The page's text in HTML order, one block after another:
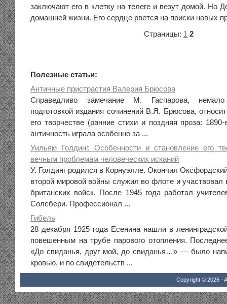
заключают его в клетку на телеге и везут домой. Но
домашней жизни. Его сердце рвется на поиски новых
Страницы: 1 2
Полезные статьи:
Античные пристрастия Валерия Брюсова
Справедливо замечание М. Гаспарова,
подготовкой издания сочинений В.Я. Брюсова,
его творчестве (ранние стихи и поздняя проза:
античность играла особенно за ...
Уильям Голдинг. Особенности и становление его
вечным проблемам человеческих исканий
У. Голдинг родился в Корнуэлле. Окончил
второй мировой войны служил во флоте и участвовал
британских войск. После 1945 года работал
Солсбери. Профессионал ...
Гибель
28 декабря 1925 года Есенина нашли в
повешенным на трубе парового отопления.
«До свиданья, друг мой, до свиданья…» — было
кровью, и по свидетельств ...
Copyright © 2026 -